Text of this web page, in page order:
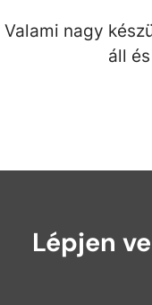
Valami nagy
áll
Lépjen